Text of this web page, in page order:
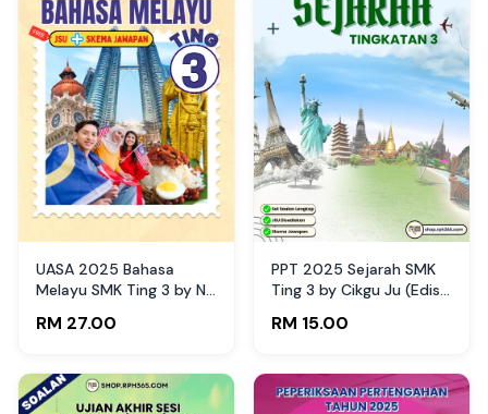
UASA 2025 Bahasa
Melayu SMK Ting 3 by NH
RM 27.00
PPT 2025 Sejarah SMK
Ting 3 by Cikgu Ju (Edisi
RM 15.00